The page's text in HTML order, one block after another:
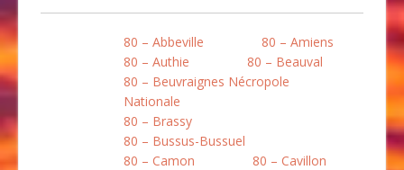
80 – Abbeville
80 – Amiens
80 – Authie
80 – Beauval
80 – Beuvraignes Nécropole
Nationale
80 – Brassy
80 – Bussus-Bussuel
80 – Camon
80 – Cavillon